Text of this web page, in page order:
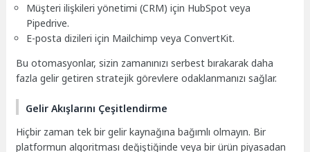
Müşteri ilişkileri yönetimi (CRM) için HubSpot veya
Pipedrive.
E-posta dizileri için Mailchimp veya ConvertKit.
Bu otomasyonlar, sizin zamanınızı serbest bırakarak daha
fazla gelir getiren stratejik görevlere odaklanmanızı sağlar.
Gelir Akışlarını Çeşitlendirme
Hiçbir zaman tek bir gelir kaynağına bağımlı olmayın. Bir
platformun algoritması değiştiğinde veya bir ürün piyasadan